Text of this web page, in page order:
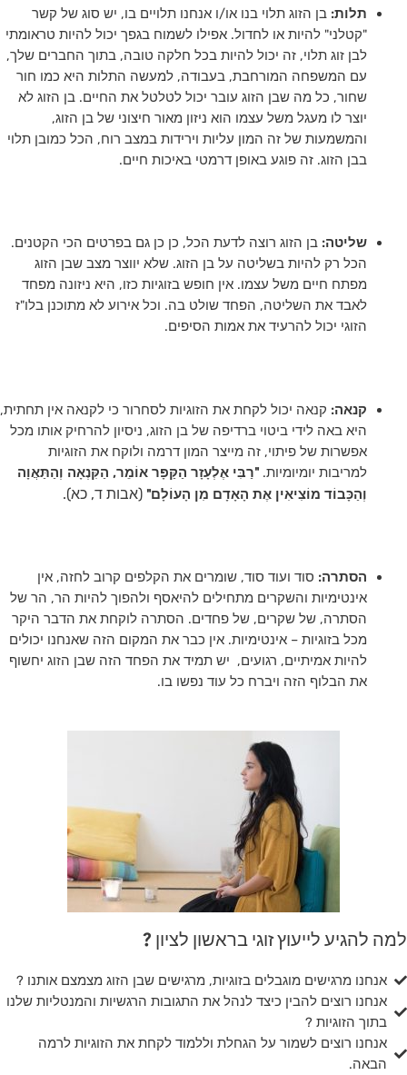
תלות: בן הזוג תלוי בנו או/ו אנחנו תלויים בו, יש סוג של קשר
"קטלני" להיות או לחדול. אפילו לשמוח בגפך יכול להיות טראומתי
לבן זוג תלוי, זה יכול להיות בכל חלקה טובה, בתוך החברים שלך,
עם המשפחה המורחבת, בעבודה, למעשה התלות היא כמו חור
שחור, כל מה שבן הזוג עובר יכול לטלטל את החיים. בן הזוג לא
יוצר לו מעגל משל עצמו הוא ניזון מאור חיצוני של בן הזוג,
והמשמעות של זה המון עליות וירידות במצב רוח, הכל כמובן תלוי
בבן הזוג. זה פוגע באופן דרמטי באיכות חיים.
שליטה: בן הזוג רוצה לדעת הכל, כן כן גם בפרטים הכי הקטנים.
הכל רק להיות בשליטה על בן הזוג. שלא יווצר מצב שבן הזוג
מפתח חיים משל עצמו. אין חופש בזוגיות כזו, היא ניזונה מפחד
לאבד את השליטה, הפחד שולט בה. וכל אירוע לא מתוכנן בלו"ז
הזוגי יכול להרעיד את אמות הסיפים.
קנאה: קנאה יכול לקחת את הזוגיות לסחרור כי לקנאה אין תחתית,
היא באה לידי ביטוי ברדיפה של בן הזוג, ניסיון להרחיק אותו מכל
אפשרות של פיתוי, זה מייצר המון דרמה ולוקח את הזוגיות
למריבות יומיומיות. "רַבִּי אֶלְעָזָר הַקַּפָּר אוֹמֵר, הַקִּנְאָה וְהַתַּאֲוָה
וְהַכָּבוֹד מוֹצִיאִין אֶת הָאָדָם מִן הָעוֹלָם" (אבות ד, כא).
הסתרה: סוד ועוד סוד, שומרים את הקלפים קרוב לחזה, אין
אינטימיות והשקרים מתחילים להיאסף ולהפוך להיות הר, הר של
הסתרה, של שקרים, של פחדים. הסתרה לוקחת את הדבר היקר
מכל בזוגיות – אינטימיות. אין כבר את המקום הזה שאנחנו יכולים
להיות אמיתיים, רגועים, יש תמיד את הפחד הזה שבן הזוג יחשוף
את הבלוף הזה ויברח כל עוד נפשו בו.
למה להגיע לייעוץ זוגי בראשון לציון ?
אנחנו מרגישים מוגבלים בזוגיות, מרגישים שבן הזוג מצמצם אותנו ?
אנחנו רוצים להבין כיצד לנהל את התגובות הרגשיות והמנטליות שלנו
בתוך הזוגיות ?
אנחנו רוצים לשמור על הגחלת וללמוד לקחת את הזוגיות לרמה
הבאה.